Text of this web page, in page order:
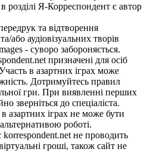
розділі Я-Корреспондент є автор
та відтворення
або аудіовізуальних творів
- суворо забороняється.
призначені для осіб
в азартних іграх може
Дотримуйтесь правил
гри. При виявленні перших
зверніться до спеціаліста.
азартних іграх не може бути
роботі.
не проводить
гроші, також сайт не